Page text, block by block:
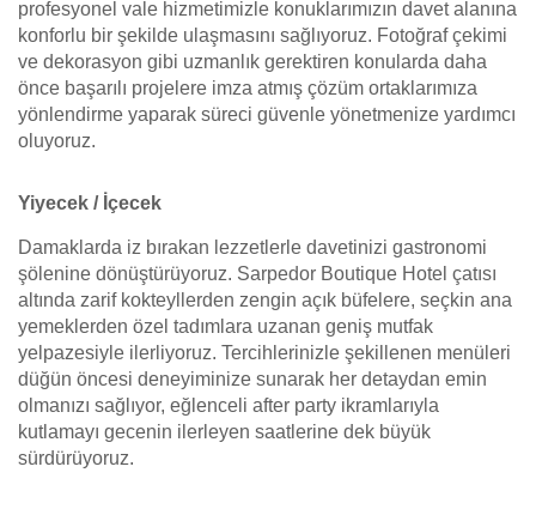
profesyonel vale hizmetimizle konuklarımızın davet alanına
konforlu bir şekilde ulaşmasını sağlıyoruz. Fotoğraf çekimi
ve dekorasyon gibi uzmanlık gerektiren konularda daha
önce başarılı projelere imza atmış çözüm ortaklarımıza
yönlendirme yaparak süreci güvenle yönetmenize yardımcı
oluyoruz.
Yiyecek / İçecek
Damaklarda iz bırakan lezzetlerle davetinizi gastronomi
şölenine dönüştürüyoruz. Sarpedor Boutique Hotel çatısı
altında zarif kokteyllerden zengin açık büfelere, seçkin ana
yemeklerden özel tadımlara uzanan geniş mutfak
yelpazesiyle ilerliyoruz. Tercihlerinizle şekillenen menüleri
düğün öncesi deneyiminize sunarak her detaydan emin
olmanızı sağlıyor, eğlenceli after party ikramlarıyla
kutlamayı gecenin ilerleyen saatlerine dek büyük
sürdürüyoruz.